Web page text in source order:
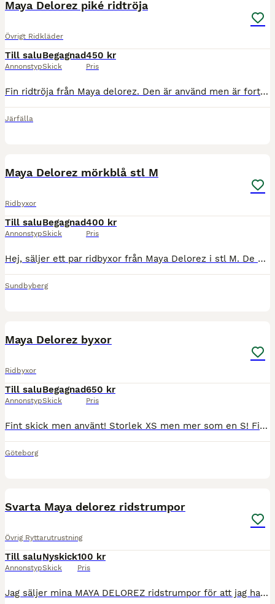
Maya Delorez piké ridtröja
Övrigt Ridkläder
Till salu
Annonstyp
Begagnad
Skick
450 kr
Pris
Fin ridtröja från Maya delorez. Den är använd men är fortfarande i mycket bra skick, inga defekter. Nypris 700.
Järfälla
Maya Delorez mörkblå stl M
Ridbyxor
Till salu
Annonstyp
Begagnad
Skick
400 kr
Pris
Hej, säljer ett par ridbyxor från Maya Delorez i stl M. De är mörkblå och i bra skick. Ridbyxorna kan hämtas på plats eller skickas. Om de ska skickas står köparen för leveransavgiften.
Sundbyberg
Maya Delorez byxor
Ridbyxor
Till salu
Annonstyp
Begagnad
Skick
650 kr
Pris
Fint skick men använt! Storlek XS men mer som en S! Finns i Göteborg men kan också skickas! Färg: Grön
Göteborg
Svarta Maya delorez ridstrumpor
Övrig Ryttarutrustning
Till salu
Annonstyp
Nyskick
Skick
100 kr
Pris
Jag säljer mina MAYA DELOREZ ridstrumpor för att jag har för mycket strumpor, jag har knappt användt dom så dom är i mycket bra skick!